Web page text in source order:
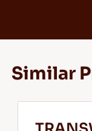
Similar